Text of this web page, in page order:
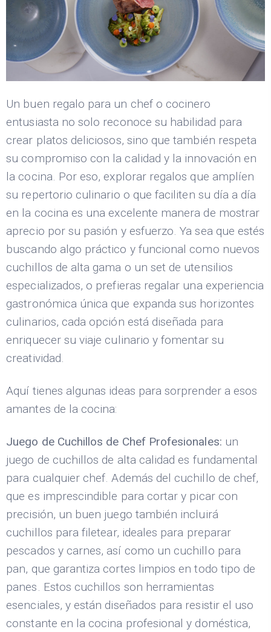
Un buen regalo para un chef o cocinero
entusiasta no solo reconoce su habilidad para
crear platos deliciosos, sino que también respeta
su compromiso con la calidad y la innovación en
la cocina. Por eso, explorar regalos que amplíen
su repertorio culinario o que faciliten su día a día
en la cocina es una excelente manera de mostrar
aprecio por su pasión y esfuerzo. Ya sea que estés
buscando algo práctico y funcional como nuevos
cuchillos de alta gama o un set de utensilios
especializados, o prefieras regalar una experiencia
gastronómica única que expanda sus horizontes
culinarios, cada opción está diseñada para
enriquecer su viaje culinario y fomentar su
creatividad.
Aquí tienes algunas ideas para sorprender a esos
amantes de la cocina:
Juego de Cuchillos de Chef Profesionales: un
juego de cuchillos de alta calidad es fundamental
para cualquier chef. Además del cuchillo de chef,
que es imprescindible para cortar y picar con
precisión, un buen juego también incluirá
cuchillos para filetear, ideales para preparar
pescados y carnes, así como un cuchillo para
pan, que garantiza cortes limpios en todo tipo de
panes. Estos cuchillos son herramientas
esenciales, y están diseñados para resistir el uso
constante en la cocina profesional y doméstica,